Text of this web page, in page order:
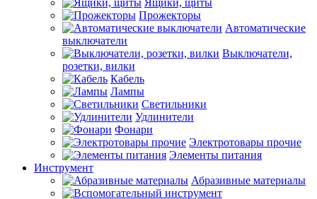
Ящики, щиты
Прожекторы
Автоматические
выключатели
Выключатели,
розетки, вилки
Кабель
Лампы
Светильники
Удлинители
Фонари
Электротовары прочие
Элементы питания
Инструмент
Абразивные материалы